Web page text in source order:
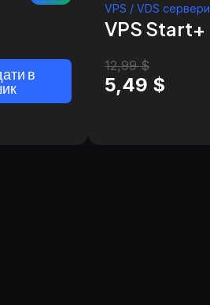
в
VPS / VDS сервери
VPS Start+
12,99$
5,49 $